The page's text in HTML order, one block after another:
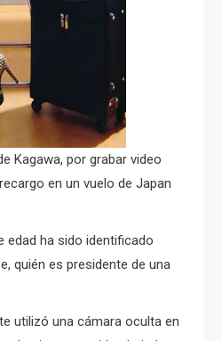
Kagawa, por grabar video
en un vuelo de Japan
edad ha sido identificado
quién es presidente de una
utilizó una cámara oculta en